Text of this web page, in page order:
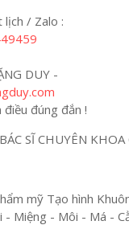
/ Zalo :
DUY -
điều đúng đắn !
SĨ CHUYÊN KHOA
mỹ Tạo hình Khuôn
- Miệng - Môi - Má -